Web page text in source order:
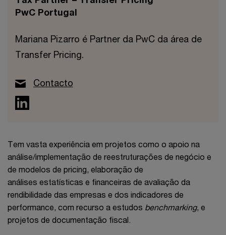
PwC Portugal
Mariana Pizarro é Partner da PwC da área de
Transfer Pricing.
Contacto
Tem vasta experiência em projetos como o apoio na
análise/implementação de reestruturações de negócio e
de modelos de pricing, elaboração de
análises estatísticas e financeiras de avaliação da
rendibilidade das empresas e dos indicadores de
performance, com recurso a estudos benchmarking, e
projetos de documentação fiscal.